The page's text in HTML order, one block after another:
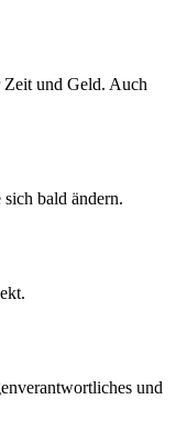
Zeit und Geld. Auch
bald ändern.
und